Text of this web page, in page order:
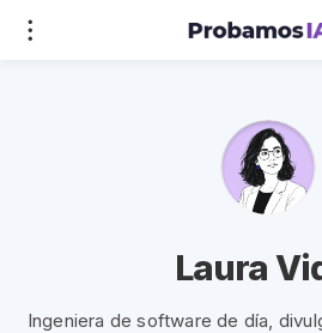
Laura
Ingeniera de software de día,